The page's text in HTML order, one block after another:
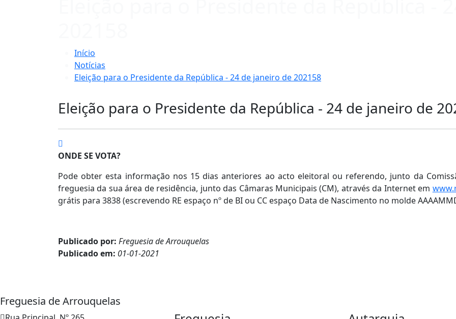
Início
Notícias
Eleição para o Presidente da República - 24 de janeiro de 202158
Eleição para o Presidente da República - 24 de janeiro de
ONDE SE VOTA?
Pode obter esta informação nos 15 dias anteriores ao acto eleitoral ou referendo, junto da
freguesia da sua área de residência, junto das Câmaras Municipais (CM), através da Internet em
grátis para 3838 (escrevendo RE espaço nº de BI ou CC espaço Data de Nascimento no molde
Publicado por: Freguesia de Arrouquelas
Publicado em: 01-01-2021
Freguesia de Arrouquelas